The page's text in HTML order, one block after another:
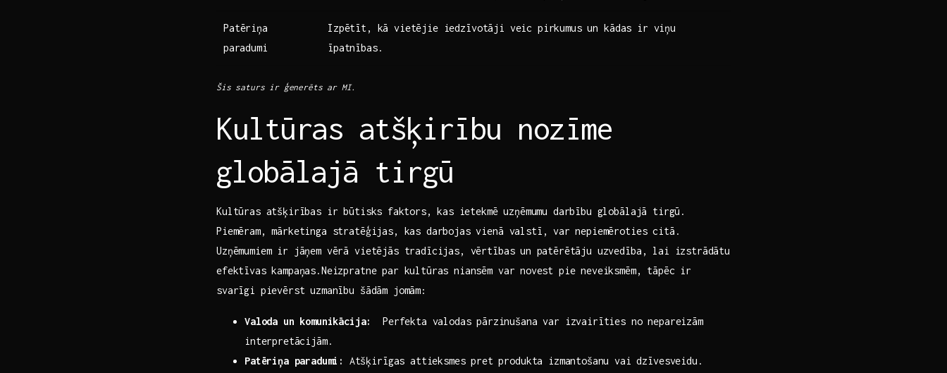
Patēriņa
⁣paradumi
Izpētīt, kā vietējie iedzīvotāji veic pirkumus un‍ kādas ir viņu
īpatnības.
Šis saturs ir ģenerēts ⁣ar MI.
Kultūras ⁢atšķirību nozīme
⁤globālajā tirgū
Kultūras atšķirības ir būtisks ⁣faktors, kas ⁢ietekmē uzņēmumu darbību globālajā​ tirgū.⁤
Piemēram, mārketinga stratēģijas, kas darbojas ‍vienā valstī, ⁤var nepiemēroties citā.
Uzņēmumiem ir jāņem vērā vietējās tradīcijas, vērtības un ⁢patērētāju uzvedība, lai izstrādātu⁤
efektīvas kampaņas.Neizpratne par kultūras niansēm ​var⁤ novest pie neveiksmēm, tāpēc ir
svarīgi pievērst ‍uzmanību​ šādām jomām:
Valoda un komunikācija:
‍ Perfekta valodas ‌pārzinušana var izvairīties no nepareizām‌
interpretācijām.
Patēriņa paradumi:
⁢Atšķirīgas attieksmes pret​ produkta izmantošanu vai dzīvesveidu.